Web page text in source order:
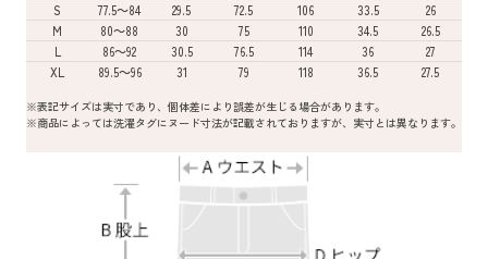
S
77.5～84 29.5 72.5 106 33.5
26
M
80～88 30 75 110 34.5
26.5
L
86～92 30.5 76.5 114 36
27
XL
89.5～96 31 79 118 36.5 27.5
※表記サイズは実寸であり、個体差により誤差が生じる場合があります。
※商品によっては洗濯タグにヌード寸法が記載されておりますが、実寸とは異なります。